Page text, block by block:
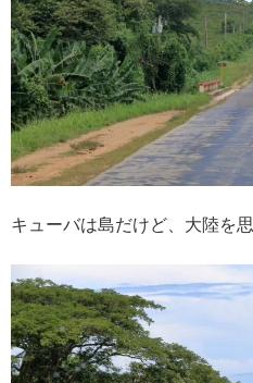
キューバは島だけど、大陸を